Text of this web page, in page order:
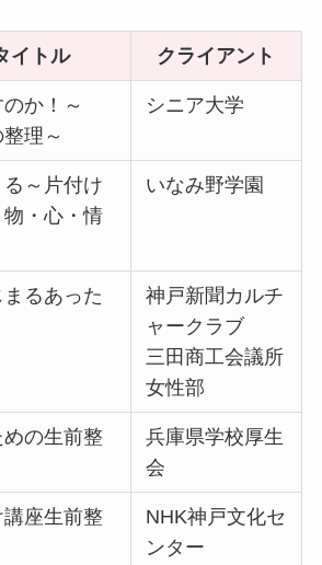
イトル クライアント
か！～
理～
シニア大学
～片付け
・心・情
いなみ野学園
るあった
神戸新聞カルチ
ャークラブ
三田商工会議所
女性部
の生前整
兵庫県学校厚生
会
座生前整
NHK神戸文化セ
ンター